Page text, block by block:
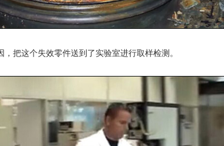
把这个失效零件送到了实验室进行取样检测。